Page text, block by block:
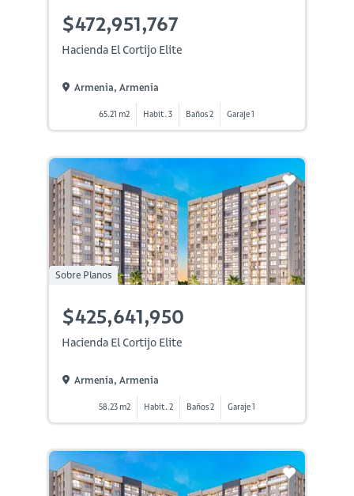
$472,951,767
Hacienda El Cortijo Elite
Armenia, Armenia
65.21 m2 Habit. 3 Baños 2 Garaje 1
Sobre Planos
$425,641,950
Hacienda El Cortijo Elite
Armenia, Armenia
58.23 m2 Habit. 2 Baños 2 Garaje 1